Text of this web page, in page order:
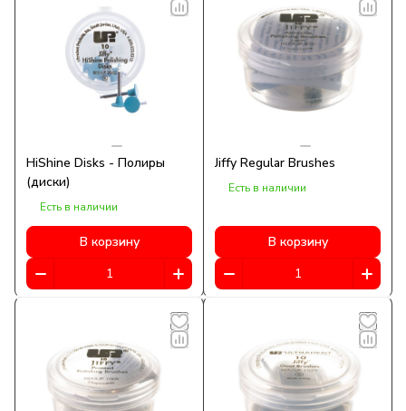
HiShine Disks - Полиры
(диски)
Есть в наличии
В корзину
Jiffy Regular Brushes
Есть в наличии
В корзину